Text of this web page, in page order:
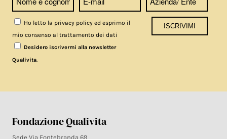
Ho letto la privacy policy ed esprimo il
mio consenso al trattamento dei dati
Desidero iscrivermi alla newsletter
Qualivita
Fondazione Qualivita
Sede Via Fontebranda 69